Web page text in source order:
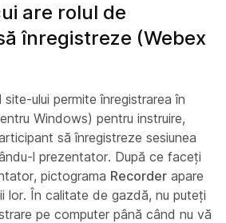
are rolul de
înregistreze (Webex
ului permite înregistrarea în
Windows) pentru instruire,
să înregistreze sesiunea
l prezentator. După ce faceți
pictograma Recorder apare
lor. În calitate de gazdă, nu puteți
pe computer până când nu vă